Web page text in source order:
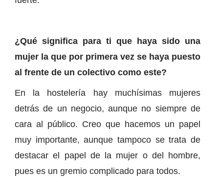
¿Qué significa para ti que haya sido una
mujer la que por primera vez se haya puesto
al frente de un colectivo como este?
En la hostelería hay muchísimas mujeres
detrás de un negocio, aunque no siempre de
cara al público. Creo que hacemos un papel
muy importante, aunque tampoco se trata de
destacar el papel de la mujer o del hombre,
pues es un gremio complicado para todos.